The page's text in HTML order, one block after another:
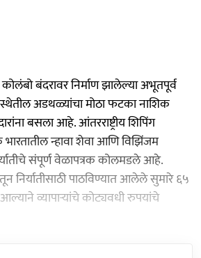
बंदरावर निर्माण झालेल्या अभूतपूर्व
अडथळ्यांचा मोठा फटका नाशिक
बसला आहे. आंतरराष्ट्रीय शिपिंग
न्हावा शेवा आणि विझिंजम
संपूर्ण वेळापत्रक कोलमडले आहे.
निर्यातीसाठी पाठविण्यात आलेले सुमारे ६५
व्यापाऱ्यांचे कोट्यवधी रुपयांचे